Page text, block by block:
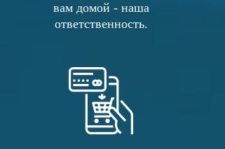
вам домой - наша
ответственность.